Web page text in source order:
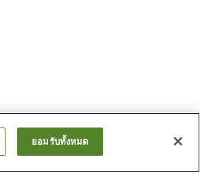
ยอมรับทั้งหมด